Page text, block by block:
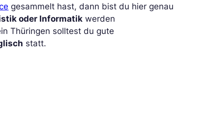
gesammelt hast, dann bist du hier genau
oder Informatik werden
Thüringen solltest du gute
statt.